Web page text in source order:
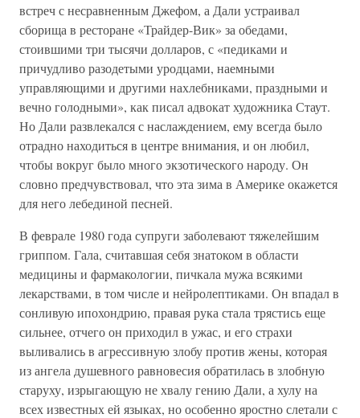
встреч с несравненным Джефом, а Дали устраивал
сборища в ресторане «Трайдер-Вик» за обедами,
стоившими три тысячи долларов, с «педиками и
причудливо разодетыми уродцами, наемными
управляющими и другими нахлебниками, праздными и
вечно голодными», как писал адвокат художника Стаут.
Но Дали развлекался с наслаждением, ему всегда было
отрадно находиться в центре внимания, и он любил,
чтобы вокруг было много экзотического народу. Он
словно предчувствовал, что эта зима в Америке окажется
для него лебединой песней.
В феврале 1980 года супруги заболевают тяжелейшим
гриппом. Гала, считавшая себя знатоком в области
медицины и фармакологии, пичкала мужа всякими
лекарствами, в том числе и нейролептиками. Он впадал в
сонливую ипохондрию, правая рука стала трястись еще
сильнее, отчего он приходил в ужас, и его страхи
выливались в агрессивную злобу против жены, которая
из ангела душевного равновесия обратилась в злобную
старуху, изрыгающую не хвалу гению Дали, а хулу на
всех известных ей языках, но особенно яростно слетали с